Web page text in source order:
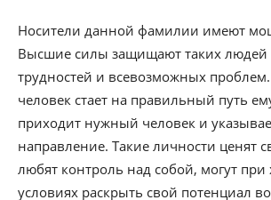
Носители данной фамилии имеют
Высшие силы защищают таких
трудностей и всевозможных
человек стает на правильный путь
приходит нужный человек и
направление. Такие личности ценят
любят контроль над собой, могут
условиях раскрыть свой потенциал